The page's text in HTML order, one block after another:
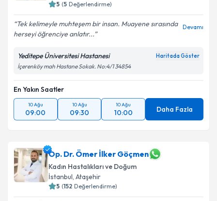
5 (5 Değerlendirme)
Tek kelimeyle muhteşem bir insan. Muayene sırasında
herseyi öğrenciye anlatır...
Devamı
Yeditepe Üniversitesi Hastanesi Haritada Göster
İçerenköy mah Hastane Sokak. No:4/1 34854
En Yakın Saatler
10 Ağu
09:00
10 Ağu
09:30
10 Ağu
10:00 Daha Fazla
Op. Dr. Ömer İlker Göçmen
Kadın Hastalıkları ve Doğum
İstanbul, Ataşehir
5 (152 Değerlendirme)